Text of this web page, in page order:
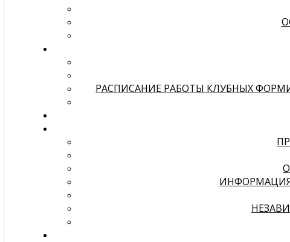
РАСПИСАНИЕ РАБОТЫ КЛУБНЫХ